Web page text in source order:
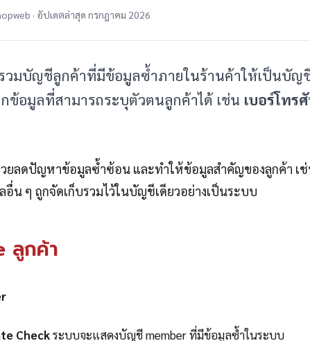
· อัปเดตล่าสุด กรกฎาคม 2026
มบัญชีลูกค้าที่มีข้อมูลซ้ำภายในร้านค้าให้เป็นบัญชี
ข้อมูลที่สามารถระบุตัวตนลูกค้าได้ เช่น เบอร์โทร
ยลดปัญหาข้อมูลซ้ำซ้อน และทำให้ข้อมูลสำคัญของลูกค้า เช่
น ๆ ถูกจัดเก็บรวมไว้ในบัญชีเดียวอย่างเป็นระบบ
ลูกค้า
Checkระบบจะแสดงบัญชี member ที่มีข้อมูลซ้ำในระบบ